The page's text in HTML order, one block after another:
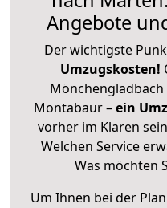
Angebote
Der wichtigste
Umzugskosten!
Montabaur –ein
vorher im Klaren
Welchen Service
Was möchten
Um Ihnen bei der